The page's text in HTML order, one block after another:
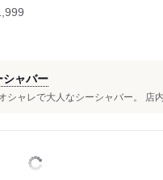
シャバー
ャレで大人なシーシャバー。 店